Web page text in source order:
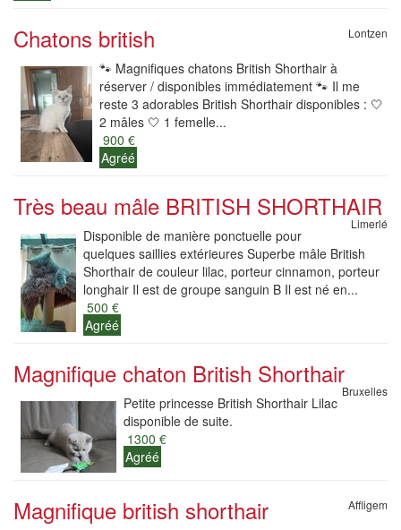
Chatons british Lontzen
🐾 Magnifiques chatons British Shorthair à
réserver / disponibles immédiatement 🐾 Il me
reste 3 adorables British Shorthair disponibles : 🤍
2 mâles 🤍 1 femelle...
900 €
Agréé
Très beau mâle BRITISH SHORTHAIR
Limerlé
Disponible de manière ponctuelle pour
quelques saillies extérieures Superbe mâle British
Shorthair de couleur lilac, porteur cinnamon, porteur
longhair Il est de groupe sanguin B Il est né en...
500 €
Agréé
Magnifique chaton British Shorthair
Bruxelles
Petite princesse British Shorthair Lilac
disponible de suite.
1300 €
Agréé
Magnifique british shorthair Affligem